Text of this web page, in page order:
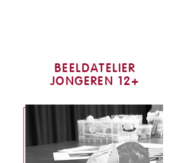
BEELDATELIER
JONGEREN 12+